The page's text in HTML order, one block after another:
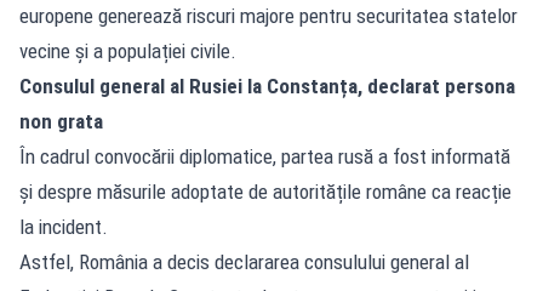
europene generează riscuri majore pentru securitatea statelor
vecine și a populației civile.
Consulul general al Rusiei la Constanța, declarat persona
non grata
În cadrul convocării diplomatice, partea rusă a fost informată
și despre măsurile adoptate de autoritățile române ca reacție
la incident.
Astfel, România a decis declararea consulului general al